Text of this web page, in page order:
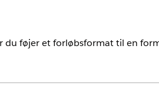
du føjer et forløbsformat til en